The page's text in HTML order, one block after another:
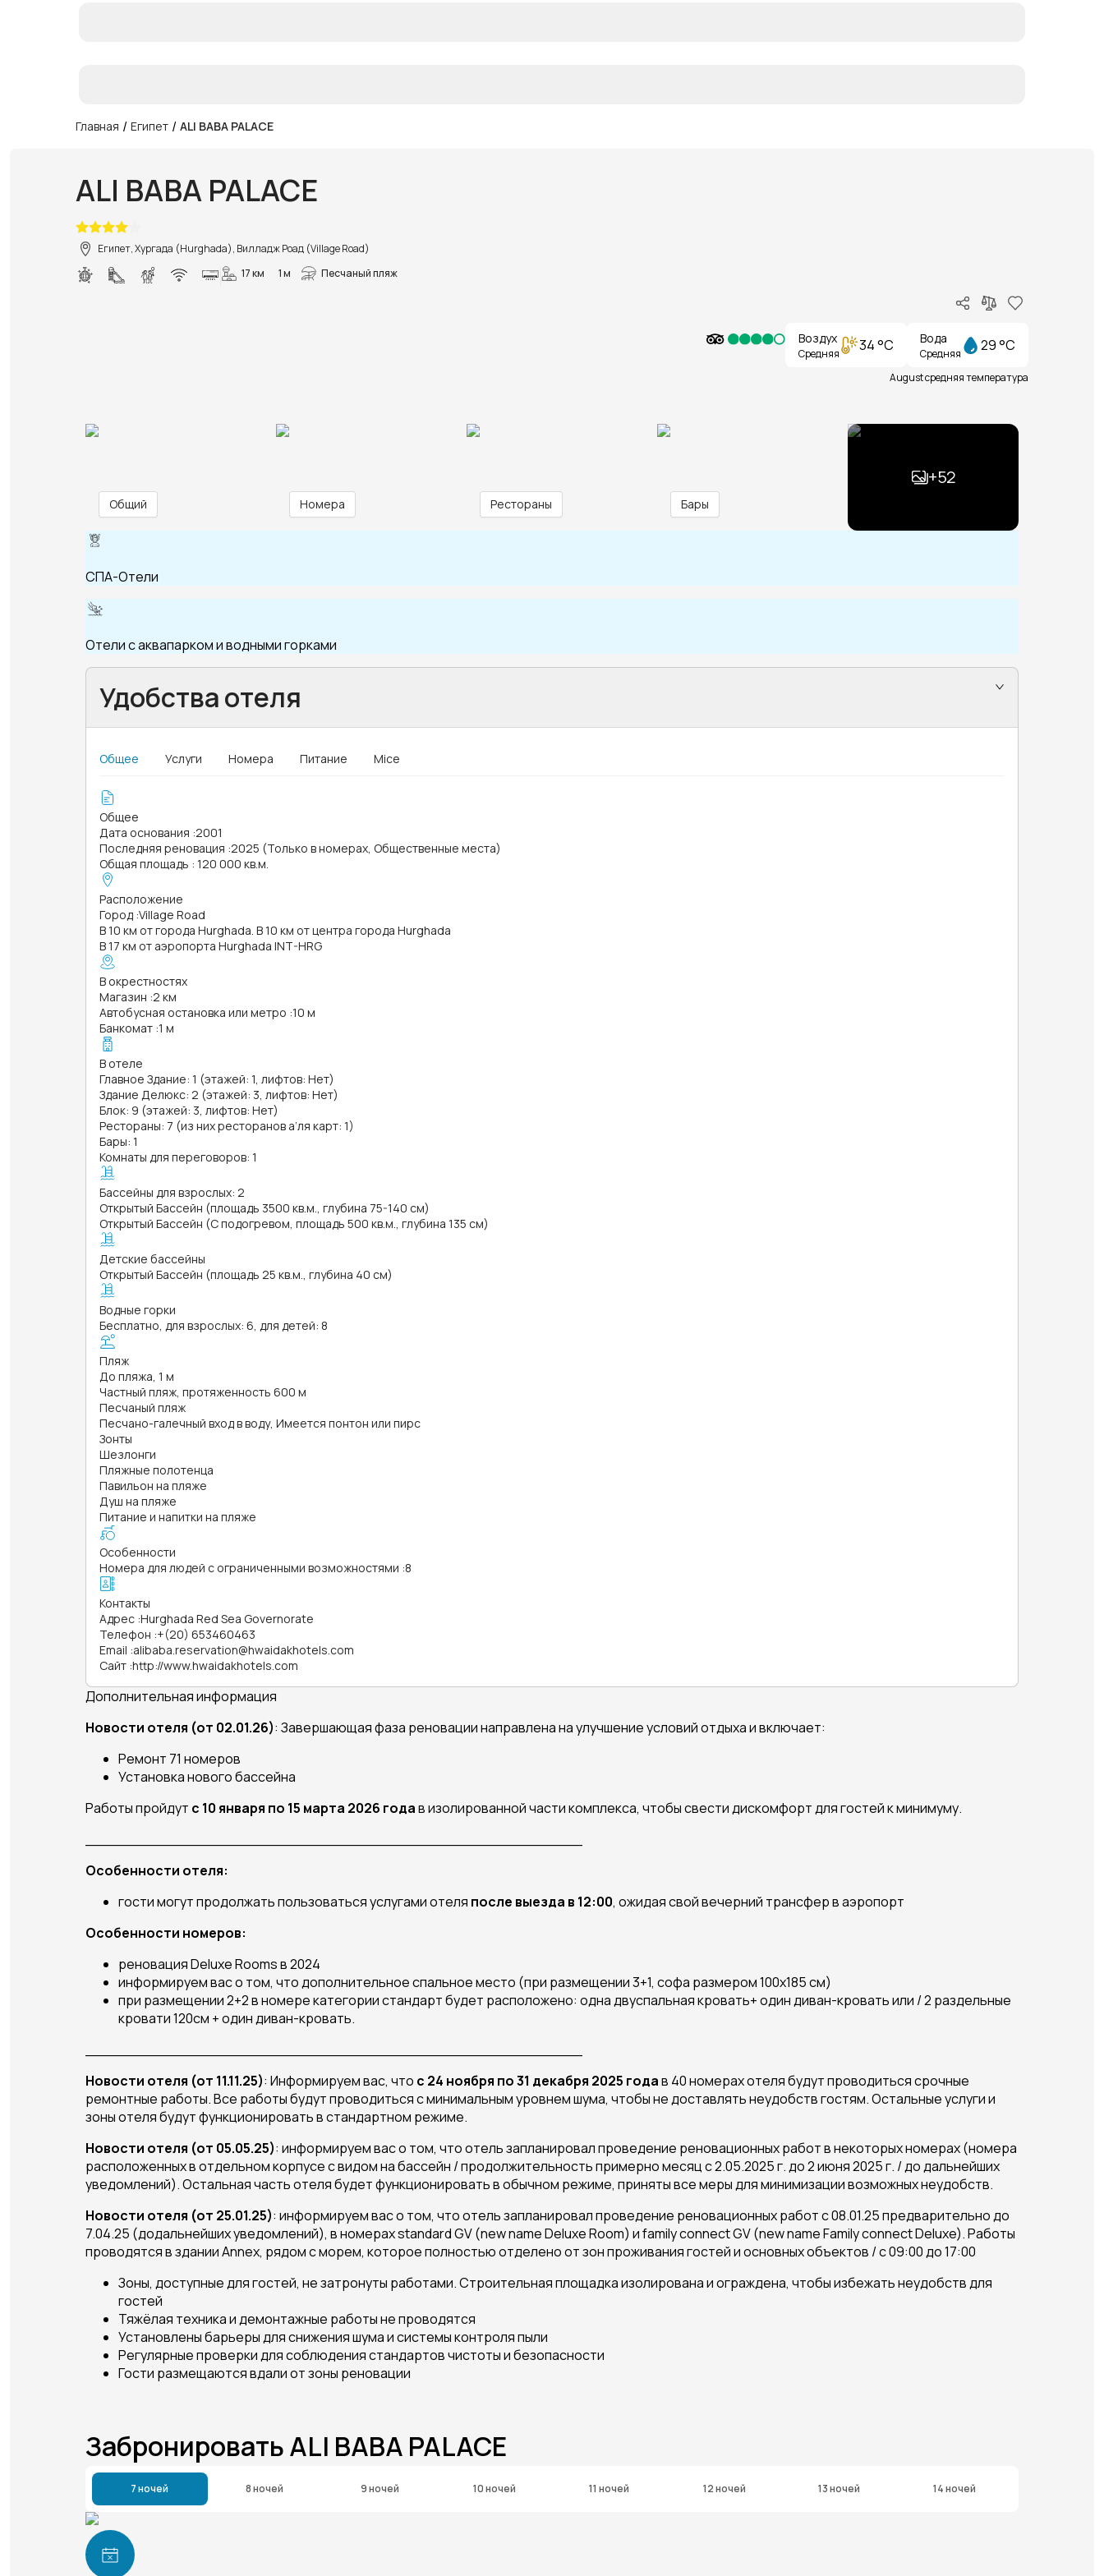
Главная / Египет / ALI BABA PALACE
ALI BABA PALACE
Египет, Хургада (Hurghada), Вилладж Роад (Village Road)
17 км
1 м Песчаный пляж
Воздух
Средняя 34 °C Вода
Средняя 29 °C
August средняя температура
Общий Номера Рестораны Бары
+52
СПА-Отели
Отели с аквапарком и водными горками
Удобства отеля
Общее Услуги Номера Питание Mice
Общее
Дата основания :2001
Последняя реновация :2025 (Только в номерах, Общественные места)
Общая площадь : 120 000 кв.м.
Расположение
Город :Village Road
В 10 км от города Hurghada. В 10 км от центра города Hurghada
В 17 км от аэропорта Hurghada INT-HRG
В окрестностях
Магазин :2 км
Автобусная остановка или метро :10 м
Банкомат :1 м
В отеле
Главное Здание: 1 (этажей: 1, лифтов: Нет)
Здание Делюкс: 2 (этажей: 3, лифтов: Нет)
Блок: 9 (этажей: 3, лифтов: Нет)
Рестораны: 7 (из них ресторанов а’ля карт: 1)
Бары: 1
Комнаты для переговоров: 1
Бассейны для взрослых: 2
Открытый Бассейн (площадь 3500 кв.м., глубина 75-140 см)
Открытый Бассейн (С подогревом, площадь 500 кв.м., глубина 135 см)
Детские бассейны
Открытый Бассейн (площадь 25 кв.м., глубина 40 см)
Водные горки
Бесплатно, для взрослых: 6, для детей: 8
Пляж
До пляжа, 1 м
Частный пляж, протяженность 600 м
Песчаный пляж
Песчано-галечный вход в воду, Имеется понтон или пирс
Зонты
Шезлонги
Пляжные полотенца
Павильон на пляже
Душ на пляже
Питание и напитки на пляже
Особенности
Номера для людей с ограниченными возможностями :8
Контакты
Адрес :Hurghada Red Sea Governorate
Телефон :+(20) 653460463
Email :alibaba.reservation@hwaidakhotels.com
Сайт :http://www.hwaidakhotels.com
Дополнительная информация
Новости отеля (от 02.01.26): Завершающая фаза реновации направлена на улучшение условий отдыха и включает:
Ремонт 71 номеров
Установка нового бассейна
Работы пройдут с 10 января по 15 марта 2026 годав изолированной части комплекса, чтобы свести дискомфорт для гостей к минимуму.
Особенности отеля:
гости могут продолжать пользоваться услугами отеля после выезда в 12:00, ожидая свой вечерний трансфер в аэропорт
Особенности номеров:
реновация Deluxe Rooms в 2024
информируем вас о том, что дополнительное спальное место (при размещении 3+1, софа размером 100х185 см)
при размещении 2+2 в номере категории стандарт будет расположено: одна двуспальная кровать+ один диван-кровать или / 2 раздельные
кровати 120см + один диван-кровать.
Новости отеля (от 11.11.25): Информируем вас, что с 24 ноября по 31 декабря 2025 годав 40 номерах отелябудут проводиться срочные
ремонтные работы. Все работы будут проводиться с минимальным уровнем шума, чтобы не доставлять неудобств гостям. Остальные услуги и
зоны отеля будут функционировать в стандартном режиме.
Новости отеля (от 05.05.25): информируем вас о том, что отель запланировал проведение реновационных работ в некоторых номерах (номера
расположенных в отдельном корпусе с видом на бассейн / продолжительность примерно месяц с 2.05.2025 г. до 2 июня 2025 г. / до дальнейших
уведомлений). Остальная часть отеля будет функционировать в обычном режиме, приняты все меры для минимизации возможных неудобств.
Новости отеля (от 25.01.25): информируем вас о том, что отель запланировал проведение реновационных работ с 08.01.25 предварительно до
7.04.25 (додальнейших уведомлений), в номерах standard GV (new name Deluxe Room) и family connect GV (new name Family connect Deluxe). Работы
проводятся в здании Annex, рядом с морем, которое полностью отделено от зон проживания гостей и основных объектов / с 09:00 до 17:00
Зоны, доступные для гостей, не затронуты работами. Строительная площадка изолирована и ограждена, чтобы избежать неудобств для
гостей
Тяжёлая техника и демонтажные работы не проводятся
Установлены барьеры для снижения шума и системы контроля пыли
Регулярные проверки для соблюдения стандартов чистоты и безопасности
Гости размещаются вдали от зоны реновации
Забронировать ALI BABA PALACE
7 ночей 8 ночей 9 ночей 10 ночей 11 ночей 12 ночей 13 ночей 14 ночей